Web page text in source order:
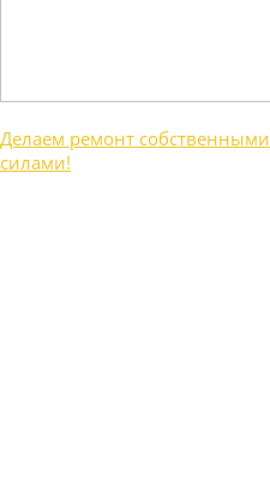
Делаем ремонт собственными
силами!